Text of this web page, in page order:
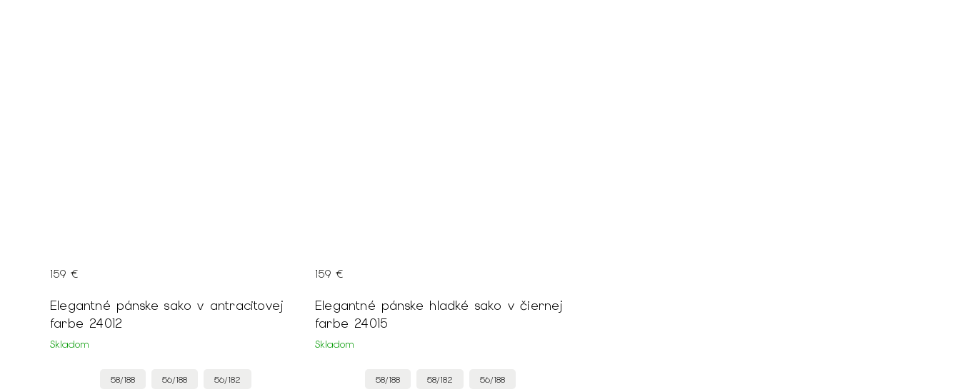
Elegantné pánske sako v antracitovej
farbe 24012
Skladom
159 €
58/188 56/188 56/182
Elegantné pánske hladké sako v čiernej
farbe 24015
Skladom
159 €
58/188 58/182 56/188